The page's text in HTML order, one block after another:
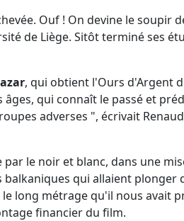
Ouf ! On devine le soupir
de Liège. Sitôt terminé ses
, qui obtient l'Ours d'Argent
qui connaît le passé et
adverses ", écrivait
le noir et blanc, dans une
qui allaient plonger
long métrage qu'il nous avait
financier du film.